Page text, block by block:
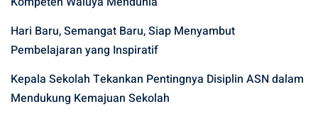
Hari Baru, Semangat Baru, Siap Menyambut
Pembelajaran yang Inspiratif
Kepala Sekolah Tekankan Pentingnya Disiplin ASN dalam
Mendukung Kemajuan Sekolah